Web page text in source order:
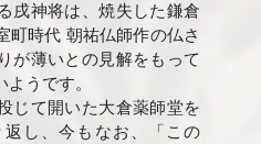
戌神将は、焼失した鎌倉
町時代 朝祐仏師作の仏さ
が薄いとの見解をもって
うです。
じて開いた大倉薬師堂を
し、今もなお、「この